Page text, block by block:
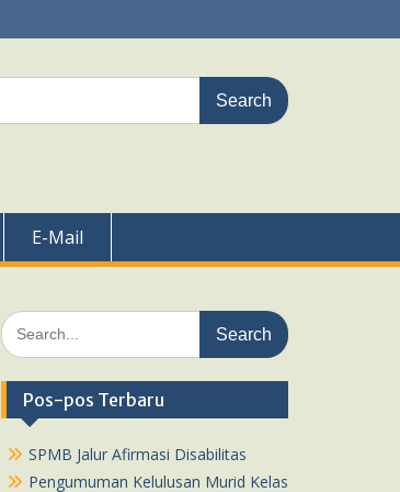
E-Mail
Search
for:
Pos-pos Terbaru
SPMB Jalur Afirmasi Disabilitas
Pengumuman Kelulusan Murid Kelas